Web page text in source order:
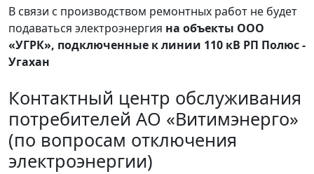
В связи с производством ремонтных работ не будет
подаваться электроэнергия на объекты ООО
«УГРК», подключенные к линии 110 кВ РП Полюс -
Угахан
Контактный центр обслуживания
потребителей АО «Витимэнерго»
(по вопросам отключения
электроэнергии)